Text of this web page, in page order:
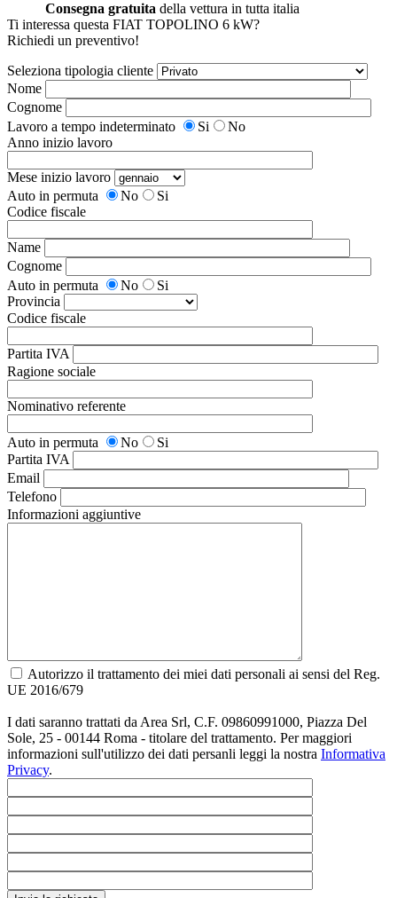
Consegna gratuita della vettura in tutta italia
Ti interessa questa FIAT TOPOLINO 6 kW?
Richiedi un preventivo!
Seleziona tipologia cliente
Nome
Cognome
Lavoro a tempo indeterminato
Si
No
Anno inizio lavoro
Mese inizio lavoro
Auto in permuta
No
Si
Codice fiscale
Name
Cognome
Auto in permuta
No
Si
Provincia
Codice fiscale
Partita IVA
Ragione sociale
Nominativo referente
Auto in permuta No
Si
Partita IVA
Email
Telefono
Informazioni aggiuntive
Autorizzo il trattamento dei miei dati personali ai sensi del Reg.
UE 2016/679
I dati saranno trattati da Area Srl, C.F. 09860991000, Piazza Del
Sole, 25 - 00144 Roma - titolare del trattamento. Per maggiori
informazioni sull'utilizzo dei dati persanli leggi la nostra Informativa
Privacy.